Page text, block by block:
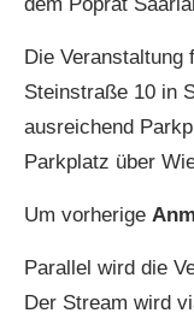
Die Veranstaltung
Steinstraße 10 in
ausreichend
Parkplatz über
Um vorherige
Parallel wird die
Der Stream wird